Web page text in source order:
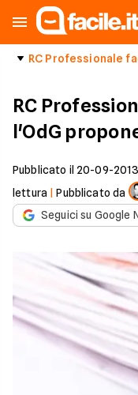
RC Professionale
RC
l'OdG
Pubblicato il 20-09-2013
lettura |Pubblicato da
Seguici su Google